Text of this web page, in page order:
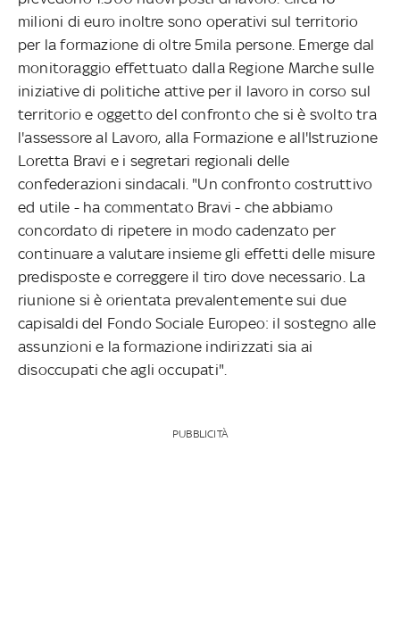
milioni di euro inoltre sono operativi sul territorio
per la formazione di oltre 5mila persone. Emerge dal
monitoraggio effettuato dalla Regione Marche sulle
iniziative di politiche attive per il lavoro in corso sul
territorio e oggetto del confronto che si è svolto tra
l'assessore al Lavoro, alla Formazione e all'Istruzione
Loretta Bravi e i segretari regionali delle
confederazioni sindacali. "Un confronto costruttivo
ed utile - ha commentato Bravi - che abbiamo
concordato di ripetere in modo cadenzato per
continuare a valutare insieme gli effetti delle misure
predisposte e correggere il tiro dove necessario. La
riunione si è orientata prevalentemente sui due
capisaldi del Fondo Sociale Europeo: il sostegno alle
assunzioni e la formazione indirizzati sia ai
disoccupati che agli occupati".
PUBBLICITÀ